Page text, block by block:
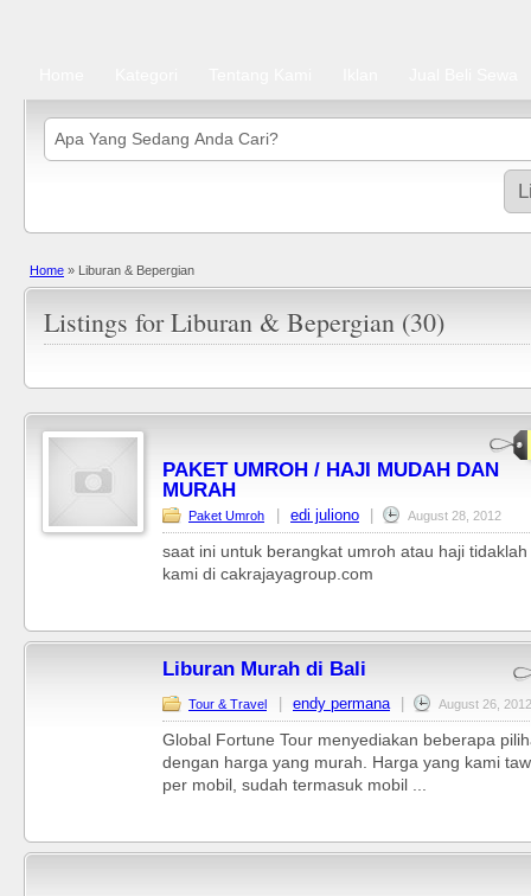
Home » Liburan & Bepergian
Listings for Liburan & Bepergian (30)
PAKET UMROH / HAJI MUDAH DAN
MURAH
Paket Umroh edi juliono August 28, 2012
saat ini untuk berangkat umroh atau haji
kami di cakrajayagroup.com
Liburan Murah di Bali
Tour & Travel endy permana August 26, 2012
Global Fortune Tour menyediakan beberapa
dengan harga yang murah. Harga yang kami
per mobil, sudah termasuk mobil ...